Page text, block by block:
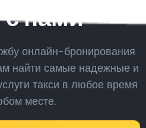
нами
онлайн-бронирования
найти самые надежные и
такси в любое время
месте.